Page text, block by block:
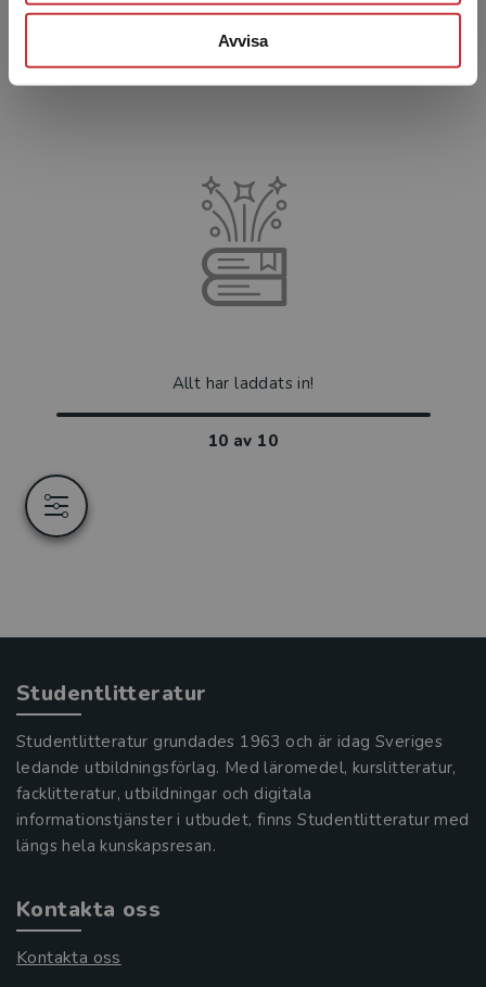
Avvisa
kräver där...
inkl. moms
Exkl. moms: 213 kr
Allt har laddats in!
10 av 10
Studentlitteratur
Studentlitteratur grundades 1963 och är idag Sveriges
ledande utbildningsförlag. Med läromedel, kurslitteratur,
facklitteratur, utbildningar och digitala
informationstjänster i utbudet, finns Studentlitteratur med
längs hela kunskapsresan.
Kontakta oss
Kontakta oss